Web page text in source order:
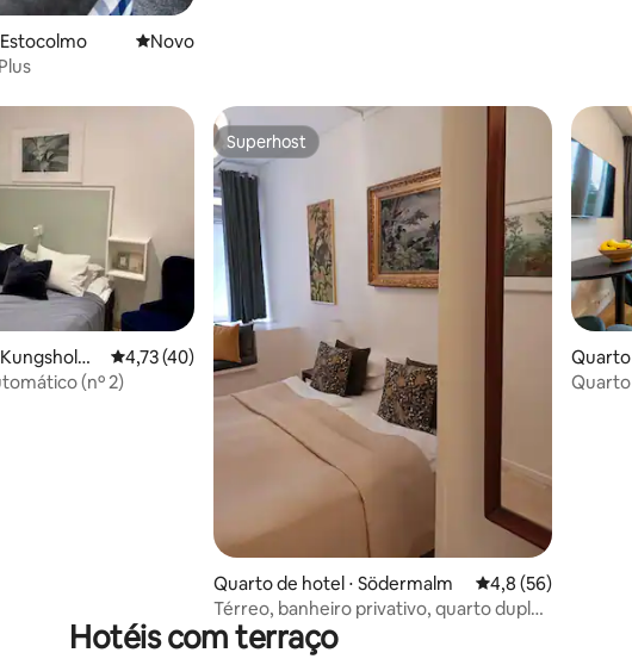
Novo lugar para ficar
Novo
5, 9 avaliações4,73 de uma avaliação média de 5, 40 avaliações
4,73 (40)
(nº 2)
Superhost
Superhost
Quarto de hotel ⋅ Södermalm 4,8 de uma
4,8 (56)
Térreo, banheiro privativo, quarto duplo,
localizado do outro lado do pátio
Quarto
Quarto
Hotéis com terraço